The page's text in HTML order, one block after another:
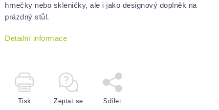
hrnečky nebo skleničky, ale i jako designový doplněk na
prázdný stůl.
Detailní informace
Tisk Zeptat se Sdílet